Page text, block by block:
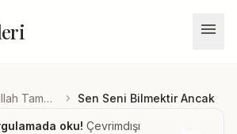
menu
Abdullah Tamamlar chevron_right Sen Seni Bilmektir Ancak
oku! Çevrimdışı